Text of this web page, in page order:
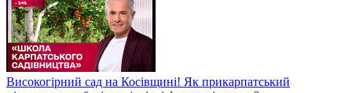
Високогірний сад на Косівщині! Як прикарпатський